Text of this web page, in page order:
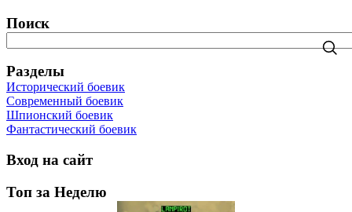
Поиск
Разделы
Исторический боевик
Современный боевик
Шпионский боевик
Фантастический боевик
Вход на сайт
Топ за Неделю